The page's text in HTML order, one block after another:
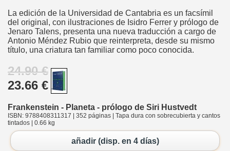
La edición de la Universidad de Cantabria es un facsímil
del original, con ilustraciones de Isidro Ferrer y prólogo de
Jenaro Talens, presenta una nueva traducción a cargo de
Antonio Méndez Rubio que reinterpreta, desde su mismo
título, una criatura tan familiar como poco conocida.
24.90 €
23.66 €
Frankenstein - Planeta - prólogo de Siri Hustvedt
ISBN: 9788408311317 | 352 páginas | Tapa dura con sobrecubierta y cantos
tintados | 0.66 kg
añadir (disp. en 4 días)